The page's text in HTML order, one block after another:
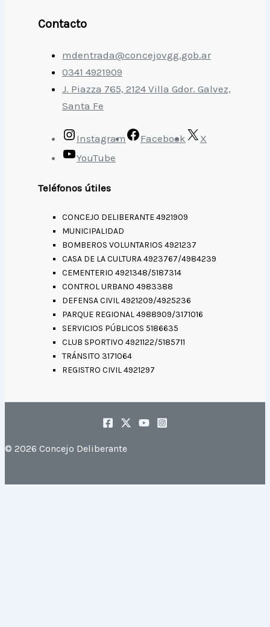
Contacto
mdentrada@concejovgg.gob.ar
0341 4921909
J. Piazza 765, 2124 Villa Gdor. Galvez,
Santa Fe
Instagram Facebook
X
YouTube
Teléfonos útiles
CONCEJO DELIBERANTE 4921909
MUNICIPALIDAD
BOMBEROS VOLUNTARIOS 4921237
CASA DE LA CULTURA 4923767/4984239
CEMENTERIO 4921348/5187314
CONTROL URBANO 4983388
DEFENSA CIVIL 4921209/4925236
PARQUE REGIONAL 4988909/3171016
SERVICIOS PÚBLICOS 5186635
CLUB SPORTIVO 4921122/5185711
TRÁNSITO 3171064
REGISTRO CIVIL 4921297
© 2026 Concejo Deliberante